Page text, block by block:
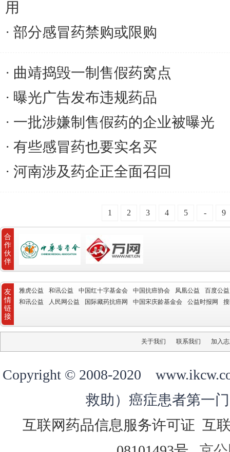
用
部分感冒药禁购或限购
曲靖捣毁一制售假药窝点
曝光广告发布违规药品
一批涉嫌制售假药的企业被曝光
有些感冒药也要实名买
河南涉及药企正全面召回
1 2 3 4 5 - 9
合
作
伙
伴
友
情
链
接
雅虎公益 和讯公益 中国红十字基金会 中国抗癌协会 凤凰公益
百度公益
和讯公益
人民网公益 国际藏药抗癌网 中国宋庆龄基金会 公益时报网
关于我们 联系我们 加入
Copyright © 2008-2020
救助）癌症患者第一
互联网药品信息服务许可证 互